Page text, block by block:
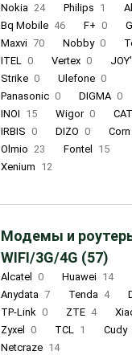
Nokia 24 Philips 1
Bq Mobile 46 F+ 0
Maxvi 70 Nobby 0
ITEL 0 Vertex 0
Strike 0 Ulefone 0
Panasonic 0 DIGMA 0
INOI 15 Wigor 0 CAT
IRBIS 0 DIZO 0 Corn
Olmio 23 Fontel
15
Xenium 12
Модемы и
WIFI/3G/4G (57)
Alcatel 0 Huawei 14
Anydata 7 Tenda 4
TP-Link 0 ZTE 4
Zyxel
0 TCL 1 Cudy
Netcraze 14